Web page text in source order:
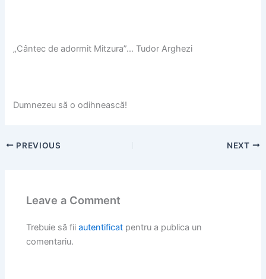
„Cântec de adormit Mitzura”… Tudor Arghezi
Dumnezeu să o odihnească!
PREVIOUS NEXT
Leave a Comment
Trebuie să fiiautentificat pentru a publica un
comentariu.